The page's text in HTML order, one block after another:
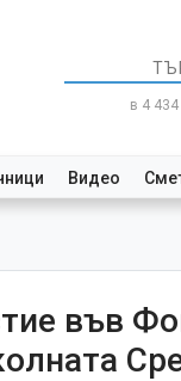
в 4 434
Видео
във